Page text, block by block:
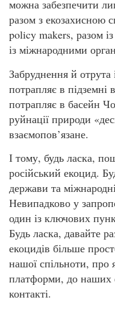
можна забезпечити
разом з екозахисною
policy makers, разом
із міжнародними
Забруднення й
потрапляє в підземні
потрапляє в басейн
руйнації природи
взаємопов’язане.
І тому, будь ласка,
російський екоцид.
держави та міжнародні
Невипадково у
один із ключових
Будь ласка, давайте
екоцидів більше
нашої спільноти, про
платформи, до наших
контакті.